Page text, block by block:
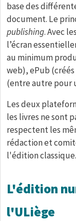
base des
document. Le
publishing. Avec
l’écran
au minimum
web), ePub
(entre autre pour
Les deux
les livres ne sont
respectent les
rédaction et
l'édition classique.
L'édition
l'ULiège